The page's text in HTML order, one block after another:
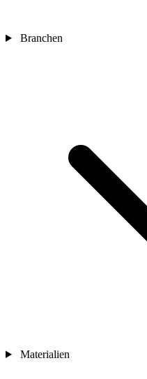
Branchen
Materialien